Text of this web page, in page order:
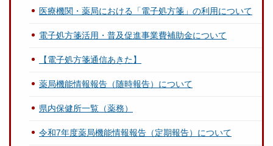
医療機関・薬局における「電子処方箋」の利用について
電子処方箋活用・普及促進事業費補助金について
【電子処方箋通信あきた】
薬局機能情報報告（随時報告）について
県内保健所一覧（薬務）
令和7年度薬局機能情報報告（定期報告）について